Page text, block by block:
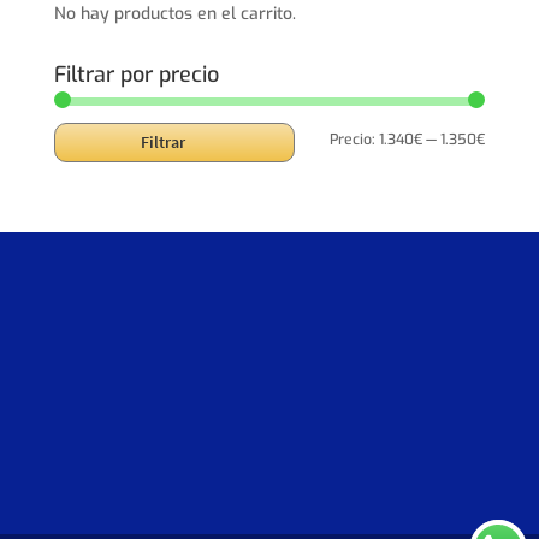
No hay productos en el carrito.
Filtrar por precio
Precio
Precio
Filtrar Precio:1.340€—1.350€